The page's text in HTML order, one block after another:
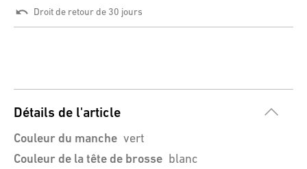
Droit de retour de 30 jours
Détails de l'article
Couleur du manche vert
Couleur de la tête de brosse blanc